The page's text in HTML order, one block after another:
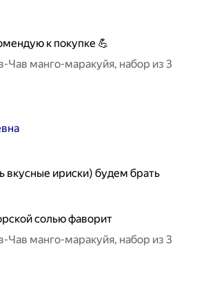
к покупке 💪
манго-маракуйя, набор из 3
вкусные ириски) будем брать
солью фаворит
манго-маракуйя, набор из 3